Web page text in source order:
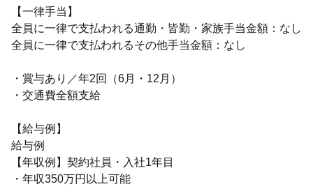
【一律手当】
全員に一律で支払われる通勤・皆勤・家族手当金額：なし
全員に一律で支払われるその他手当金額：なし
・賞与あり／年2回（6月・12月）
・交通費全額支給
【給与例】
給与例
【年収例】契約社員・入社1年目
・年収350万円以上可能